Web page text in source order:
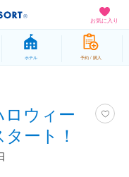
お気に入り
ホテル 予約 / 購入
ロウィー
ート！